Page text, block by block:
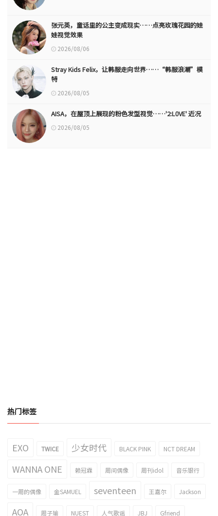
张元英，童话里的公主变成现实……点亮玫瑰花园的娃
娃视觉效果
2026/08/06
Stray Kids Felix，让韩服走向世界……“韩服浪潮”模
特
2026/08/05
AISA，在屋顶上展现的粉色发型视觉……'2:L0VE' 近况
2026/08/05
热门标签
EXO TWICE 少女时代 BLACK PINK NCT DREAM
WANNA ONE 赖冠霖 周间偶像 周刊idol 音乐银行
一周的偶像 金SAMUEL seventeen 王嘉尔 Jackson
AOA 周子瑜 NUEST 人气歌谣 JBJ Gfriend